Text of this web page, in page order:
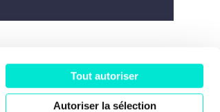
Tout autoriser
Autoriser la sélection